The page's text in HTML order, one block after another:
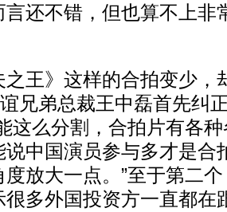
还不错，但也算不上非
》这样的合拍变少，
兄弟总裁王中磊首先纠
这么分割，合拍片有各
说中国演员参与多才是合
放大一点。”至于第二
多外国投资方一直都在